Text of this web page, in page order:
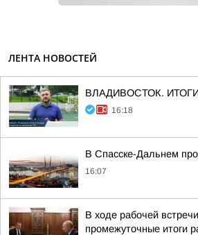
ЛЕНТА НОВОСТЕЙ
ВЛАДИВОСТОК.
16:18
В Спасске-Дальнем
16:07
В ходе рабочей
промежуточные итоги